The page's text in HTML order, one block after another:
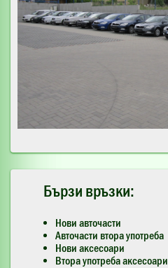
Бързи връзки:
Нови авточасти
Авточасти втора употреба
Нови аксесоари
Втора употреба аксесоари